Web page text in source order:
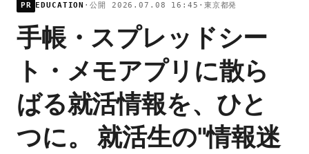
PR EDUCATION ·公開 2026.07.08 16:45 · 東京都発
手帳・スプレッドシー
ト・メモアプリに散ら
ばる就活情報を、ひと
つに。 就活生の"情報迷